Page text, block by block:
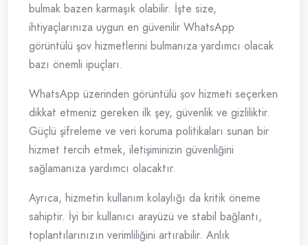
bulmak bazen karmaşık olabilir. İşte size,
ihtiyaçlarınıza uygun en güvenilir WhatsApp
görüntülü şov hizmetlerini bulmanıza yardımcı olacak
bazı önemli ipuçları.
WhatsApp üzerinden görüntülü şov hizmeti seçerken
dikkat etmeniz gereken ilk şey, güvenlik ve gizliliktir.
Güçlü şifreleme ve veri koruma politikaları sunan bir
hizmet tercih etmek, iletişiminizin güvenliğini
sağlamanıza yardımcı olacaktır.
Ayrıca, hizmetin kullanım kolaylığı da kritik öneme
sahiptir. İyi bir kullanıcı arayüzü ve stabil bağlantı,
toplantılarınızın verimliliğini artırabilir. Anlık